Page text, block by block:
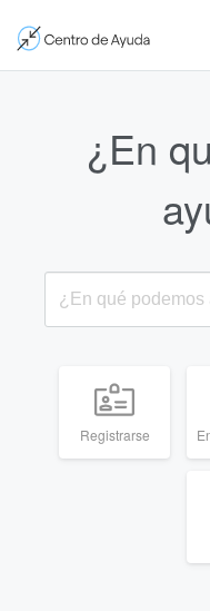
Enviar un ticket
¿En
Registrarse